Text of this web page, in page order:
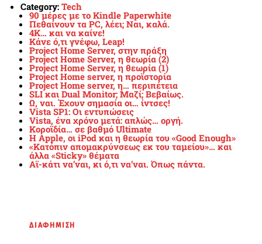
Category: Tech
90 μέρες με το Kindle Paperwhite
Πεθαίνουν τα PC, λέει; Ναι, καλά.
4Κ… και να καίνε!
Κάνε ό,τι γνέφω, Leap!
Project Home Server, στην πράξη
Project Home Server, η θεωρία (2)
Project Home Server, η θεωρία (1)
Project Home server, η προϊστορία
Project Home server, η… περιπέτεια
SLI και Dual Monitor; Μαζί; Βεβαίως.
Ω, ναι. Έχουν σημασία οι… ίντσες!
Vista SP1: Οι εντυπώσεις
Vista, ένα χρόνο μετά: απλώς… οργή.
Κοροϊδία… σε βαθμό Ultimate
Η Apple, οι iPod και η θεωρία του «Good Enough»
«Κατόπιν απομακρύνσεως εκ του ταμείου»… και
άλλα «Sticky» θέματα
Αϊ-κάτι να’ναι, κι ό,τι να’ναι. Όπως πάντα.
ΔΙΑΦΗΜΙΣΗ